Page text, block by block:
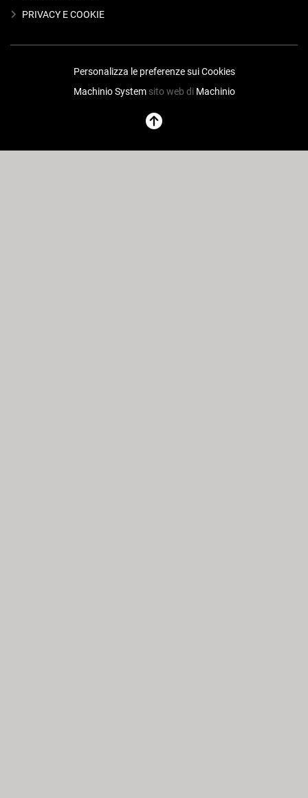
PRIVACY E COOKIE
Personalizza le preferenze sui Cookies
Machinio Systemsito web di Machinio